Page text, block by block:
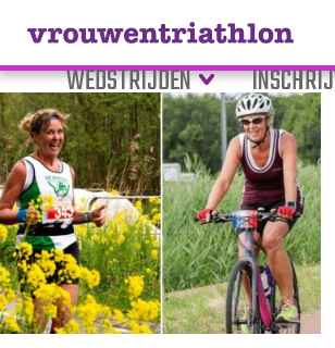
WEDSTRIJDEN
Tag Archive: